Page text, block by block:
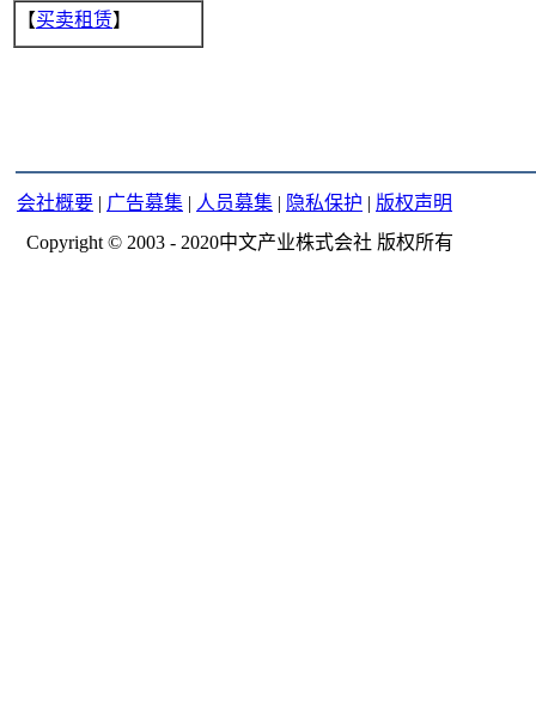
【买卖租赁】
会社概要 | 广告募集 | 人员募集 | 隐私保护 | 版权声明
Copyright © 2003 - 2020中文产业株式会社 版权所有